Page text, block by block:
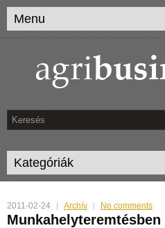
2011-02-24 Archív No comments